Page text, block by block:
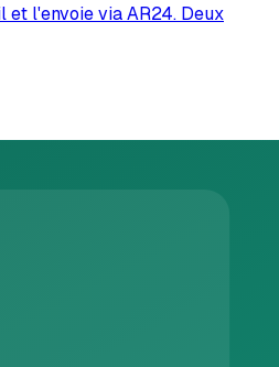
l'envoie via AR24. Deux